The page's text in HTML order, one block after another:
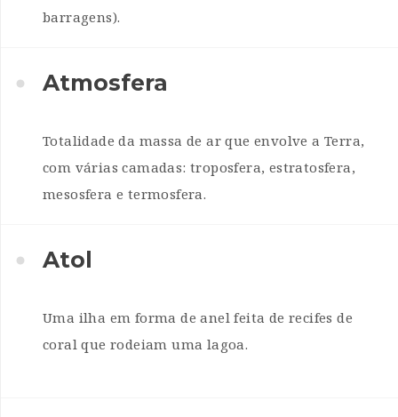
barragens).
Atmosfera
Totalidade da massa de ar que envolve a Terra,
com várias camadas: troposfera, estratosfera,
mesosfera e termosfera.
Atol
Uma ilha em forma de anel feita de recifes de
coral que rodeiam uma lagoa.